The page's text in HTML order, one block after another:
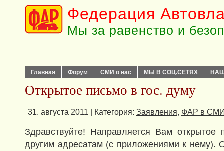
Федерация
Мы за равенство и
Главная Форум СМИ о нас МЫ В СОЦ.СЕТЯХ
Открытое письмо в гос. думу
31. августа 2011 | Категория: Заявления, ФАР в
Здравствуйте! Направляется Вам
другим адресатам (с приложениями к нему).